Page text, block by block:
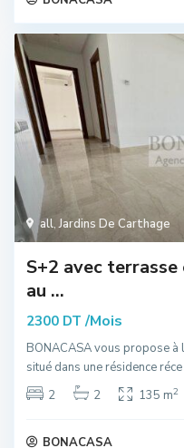
all,Jardins De Carthage
S+2 avec
au ...
2300 DT /Mois
BONACASA vous propose
situé dans une résidence réce
2
2 135 m2
BONACASA